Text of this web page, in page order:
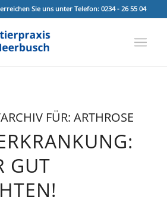
Sie uns unter Telefon: 0234 - 26 55 04
FÜR: ARTHROSE
GUT